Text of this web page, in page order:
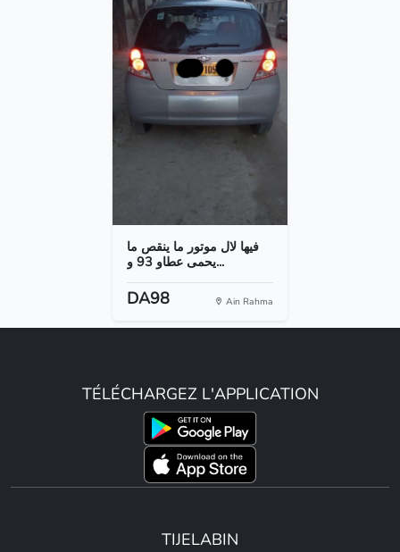
فيها لال موتور ما ينقص ما
يحمى عطاو 93 و...
DA98 Ain Rahma
TÉLÉCHARGEZ L'APPLICATION
TIJELABIN